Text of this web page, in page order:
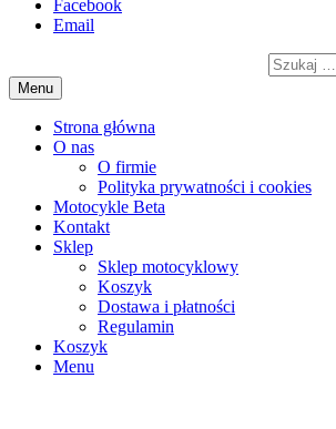
Przejdź
motorex
akcesoria motocyklowe
Facebook
Email
Szukaj
Menu
Strona główna
O nas
O firmie
Polityka prywatności i cookies
Motocykle Beta
Kontakt
Sklep
Sklep motocyklowy
Koszyk
Dostawa i płatności
Regulamin
Menu